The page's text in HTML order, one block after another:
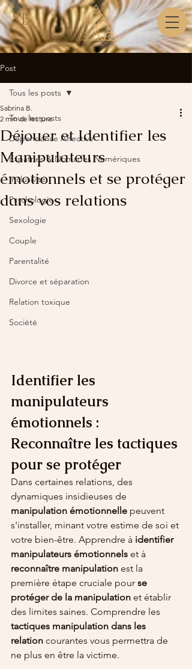
SB
Post
Tous les posts
Dépendance Affective
Expatriés & Nomades Numériques
Inclusivité
Psychologie
Sexologie
Couple
Parentalité
Divorce et séparation
Relation toxique
Société
Tous les posts
Déjouer et Identifier les
Manipulateurs
émotionnels et se protéger
dans vos relations
Sabrina B.
2 min de lecture
Identifier les
manipulateurs
émotionnels :
Reconnaître les tactiques
pour se protéger
Dans certaines relations, des
dynamiques insidieuses de
manipulation émotionnelle peuvent
s'installer, minant votre estime de soi et
votre bien-être. Apprendre à identifier
manipulateurs émotionnels et à
reconnaître manipulation est la
première étape cruciale pour se
protéger de la manipulation et établir
des limites saines. Comprendre les
tactiques manipulation dans les
relation courantes vous permettra de
ne plus en être la victime.